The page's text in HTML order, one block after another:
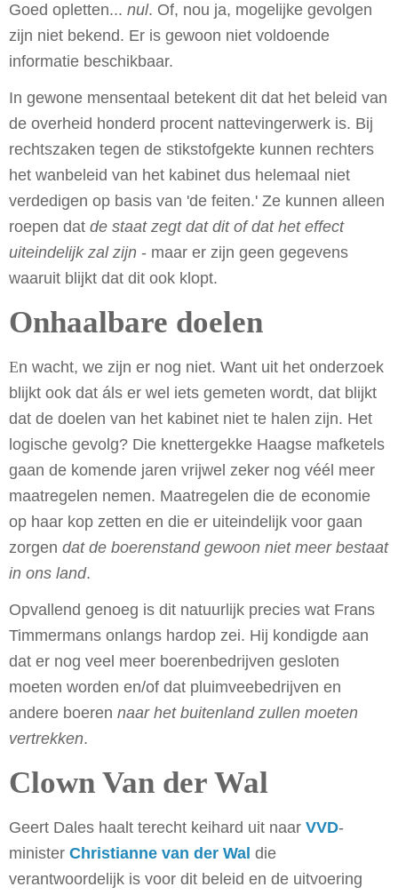
Goed opletten... nul. Of, nou ja, mogelijke gevolgen
zijn niet bekend. Er is gewoon niet voldoende
informatie beschikbaar.
In gewone mensentaal betekent dit dat het beleid van
de overheid honderd procent nattevingerwerk is. Bij
rechtszaken tegen de stikstofgekte kunnen rechters
het wanbeleid van het kabinet dus helemaal niet
verdedigen op basis van 'de feiten.' Ze kunnen alleen
roepen dat de staat zegt dat dit of dat het effect
uiteindelijk zal zijn - maar er zijn geen gegevens
waaruit blijkt dat dit ook klopt.
Onhaalbare doelen
En wacht, we zijn er nog niet. Want uit het onderzoek
blijkt ook dat áls er wel iets gemeten wordt, dat blijkt
dat de doelen van het kabinet niet te halen zijn. Het
logische gevolg? Die knettergekke Haagse mafketels
gaan de komende jaren vrijwel zeker nog véél meer
maatregelen nemen. Maatregelen die de economie
op haar kop zetten en die er uiteindelijk voor gaan
zorgen dat de boerenstand gewoon niet meer bestaat
in ons land.
Opvallend genoeg is dit natuurlijk precies wat Frans
Timmermans onlangs hardop zei. Hij kondigde aan
dat er nog veel meer boerenbedrijven gesloten
moeten worden en/of dat pluimveebedrijven en
andere boeren naar het buitenland zullen moeten
vertrekken.
Clown Van der Wal
Geert Dales haalt terecht keihard uit naar VVD-
minister Christianne van der Wal die
verantwoordelijk is voor dit beleid en de uitvoering